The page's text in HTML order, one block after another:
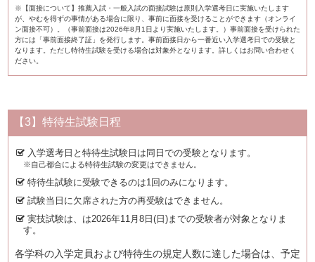
※【面接について】推薦入試・一般入試の面接試験は原則入学選考日に実施いたします
が、やむを得ずの事情がある場合に限り、事前に面接を受けることができます（オンライ
ン面接不可）。（事前面接は2026年8月1日より実施いたします。）事前面接を受けられた
方には「事前面接終了証」を発行します。事前面接日から一番近い入学選考日での受験と
なります。ただし特待生試験を受ける場合は対象外となります。詳しくはお問い合わせく
ださい。
【3】特待生試験日程
入学選考日と特待生試験日は同日での受験となります。
※自己都合による特待生試験の変更はできません。
特待生試験に受験できるのは1回のみになります。
試験当日に欠席された方の再受験はできません。
実技試験は、は2026年11月8日(日)までの受験者が対象となりま
す。
各学科の入学定員および特待生の規定人数に達した場合は、予定